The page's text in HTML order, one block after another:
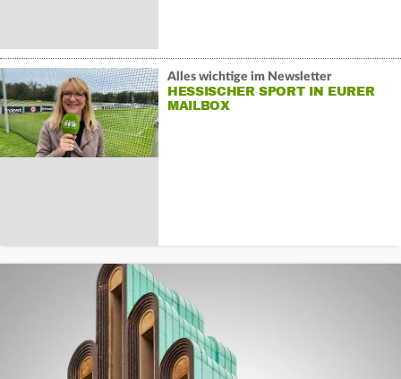
Alles wichtige im Newsletter
HESSISCHER SPORT IN EURER
MAILBOX